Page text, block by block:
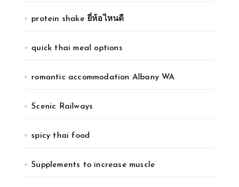
protein shake ยี่ห้อไหนดี
quick thai meal options
romantic accommodation Albany WA
Scenic Railways
spicy thai food
Supplements to increase muscle